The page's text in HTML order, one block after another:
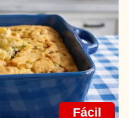
Fácil